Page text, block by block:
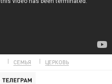
СЕМЬЯ ЦЕРКОВЬ